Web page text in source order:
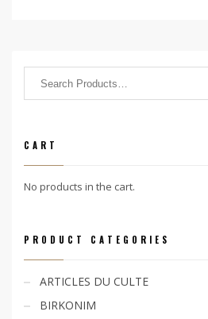
CART
No products in the cart.
PRODUCT CATEGORIES
ARTICLES DU CULTE
BIRKONIM